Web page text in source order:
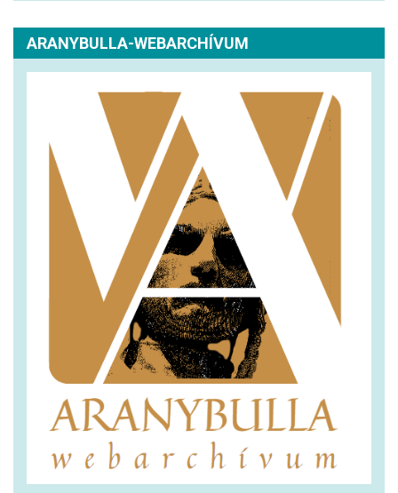
ARANYBULLA-WEBARCHÍVUM